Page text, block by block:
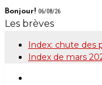
Skip
to
Bonjour! 06/08/26
Les brèves
Index: chute des
Index de mars